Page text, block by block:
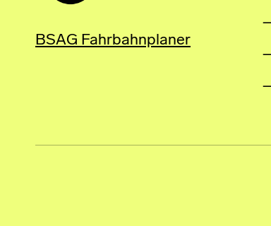
BSAG Fahrbahnplaner